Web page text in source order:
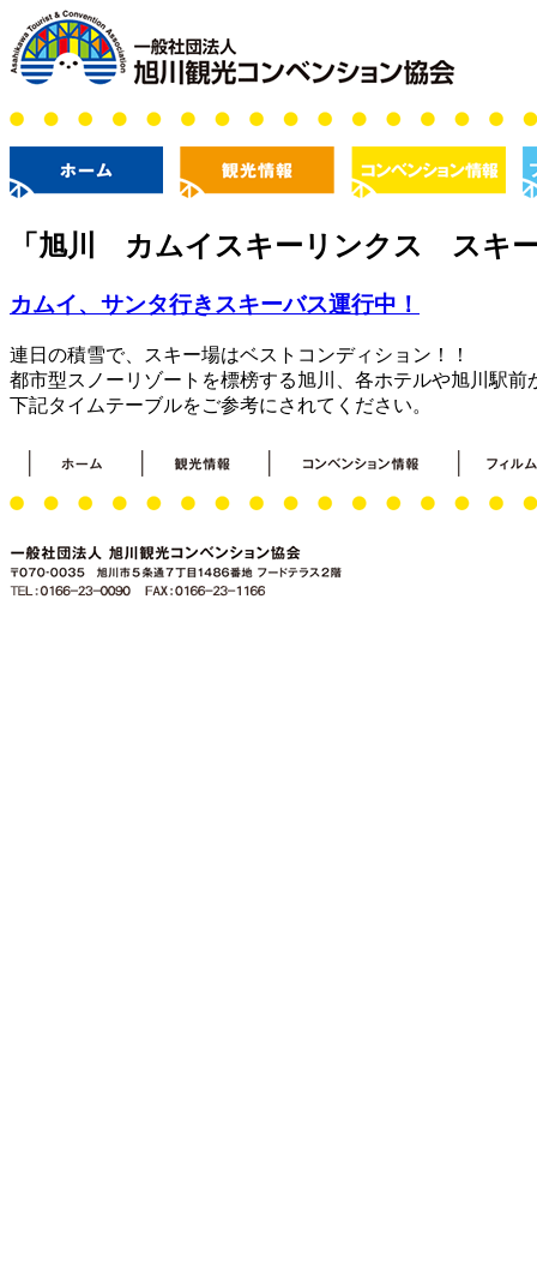
「 旭川 カムイスキーリンクス スキ
カムイ、サンタ行きスキーバス運行中！
連日の積雪で、スキー場はベストコンディション！！
都市型スノーリゾートを標榜する旭川、各ホテルや旭川駅
下記タイムテーブルをご参考にされてください。